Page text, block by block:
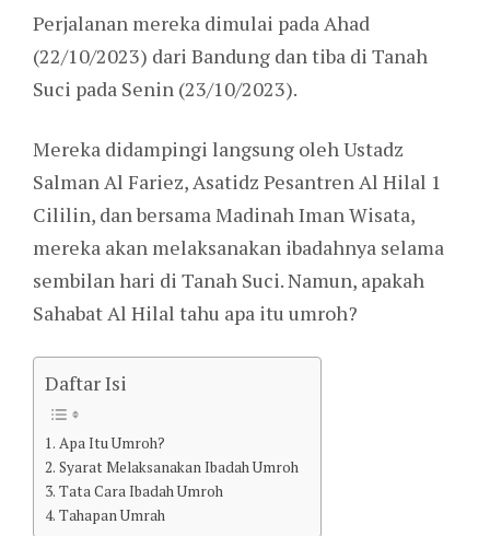
Perjalanan mereka dimulai pada Ahad
(22/10/2023) dari Bandung dan tiba di Tanah
Suci pada Senin (23/10/2023).
Mereka didampingi langsung oleh Ustadz
Salman Al Fariez, Asatidz Pesantren Al Hilal 1
Cililin, dan bersama Madinah Iman Wisata,
mereka akan melaksanakan ibadahnya selama
sembilan hari di Tanah Suci. Namun, apakah
Sahabat Al Hilal tahu apa itu umroh?
Daftar Isi
Apa Itu Umroh?
Syarat Melaksanakan Ibadah Umroh
Tata Cara Ibadah Umroh
Tahapan Umrah